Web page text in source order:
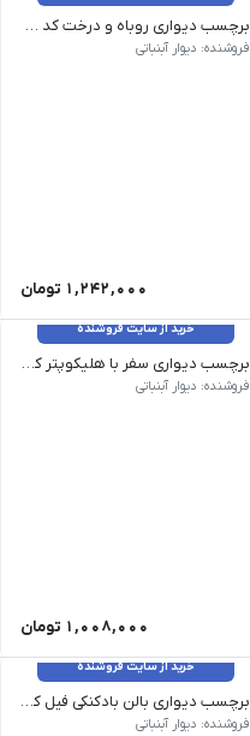
برچسب دیواری روباه و درخت کد 1565 وزن 120 گرم سایز: دو لت 100 در 65 سانت رنگ رنگبندی غیر قابل تغییر هست
فروشنده: دیوار آبنباتی
1,242,000 تومان
خرید از سایت فروشنده
برچسب دیواری سفر با هلیکوپتر کد 1535 وزن 120 گرم سایز: ابعاد بعد از نصب طول 190 سانت ارتفاع 170 سانت رنگ: بدون تغییر رنگ
فروشنده: دیوار آبنباتی
1,008,000 تومان
خرید از سایت فروشنده
برچسب دیواری بالن بادکنکی فیل کد 1488 وزن 120 گرم سایز: بزرگ 100*68، متوسط 50*75 رنگ: بدون تغییر رنگ
فروشنده: دیوار آبنباتی